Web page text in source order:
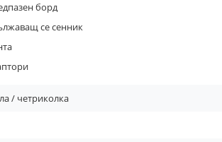
борд
се сенник
/ четриколка